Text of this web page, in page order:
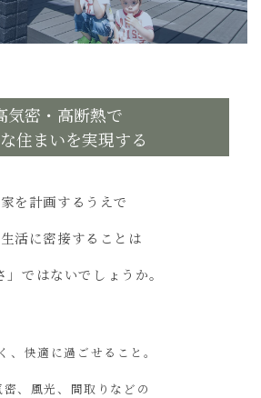
気密・高断熱で
住まいを実現する
を計画するうえで
活に密接することは
」ではないでしょうか。
、快適に過ごせること。
密、風光、間取りなどの